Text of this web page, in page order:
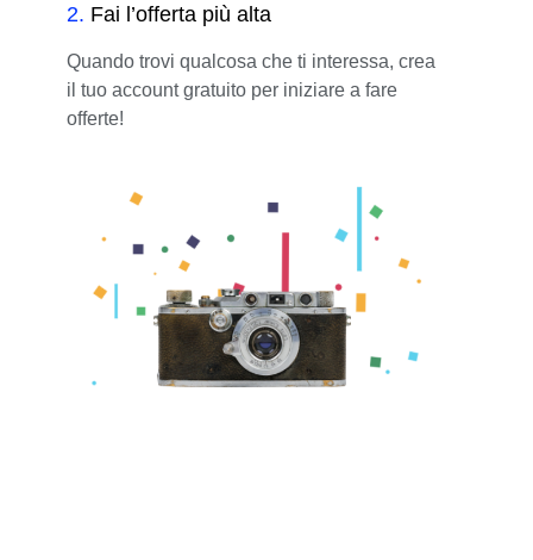
2. Fai l’offerta più alta
Quando trovi qualcosa che ti interessa, crea
il tuo account gratuito per iniziare a fare
offerte!